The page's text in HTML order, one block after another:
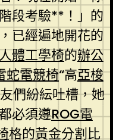
段考驗**！」的
已經遍地開花的
體工學椅的辦公
蛇電競椅“高亞梭
們紛紜吐槽，她
必須遵ROG電
格的黃金分割比